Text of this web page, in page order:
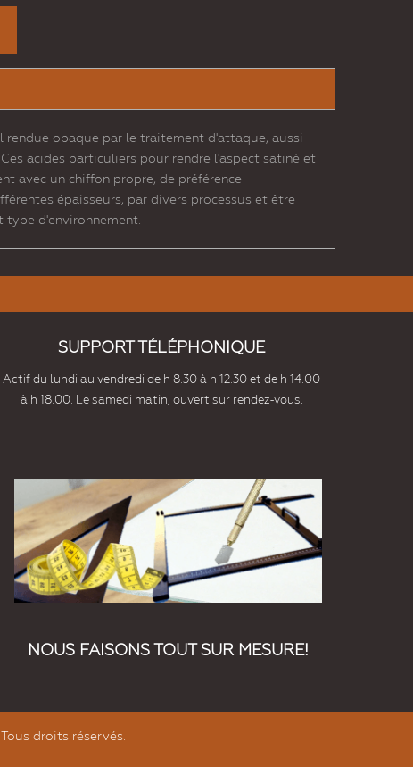
rendue opaque par le traitement d'attaque, aussi
acides particuliers pour rendre l'aspect satiné et
avec un chiffon propre, de préférence
épaisseurs, par divers processus et être
d'environnement.
SUPPORT TÉLÉPHONIQUE
Actif du lundi au vendredi de h 8.30 à h 12.30 et de h 14.00
à h 18.00. Le samedi matin, ouvert sur rendez-vous.
NOUS FAISONS TOUT SUR MESURE!
droits réservés.